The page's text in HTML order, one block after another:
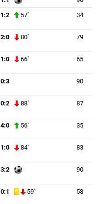
1:2 57` 34
2:0 80` 79
1:0 66` 65
0:3 90
0:2 88` 87
4:0 56` 35
1:0 84` 83
3:2 90
0:1 59` 58